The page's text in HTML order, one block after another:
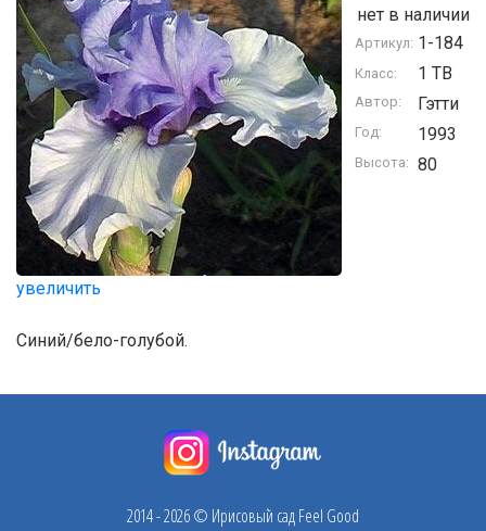
увеличить
нет в наличии
Артикул: 1-184
Класс: 1 TB
Автор: Гэтти
Год: 1993
Высота: 80
Синий/бело-голубой.
2014 - 2026 © Ирисовый сад Feel Good